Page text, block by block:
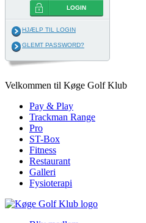
LOGIN
HJÆLP TIL LOGIN
GLEMT PASSWORD?
Velkommen til Køge Golf Klub
Pay & Play
Trackman Range
Pro
ST-Box
Fitness
Restaurant
Galleri
Fysioterapi